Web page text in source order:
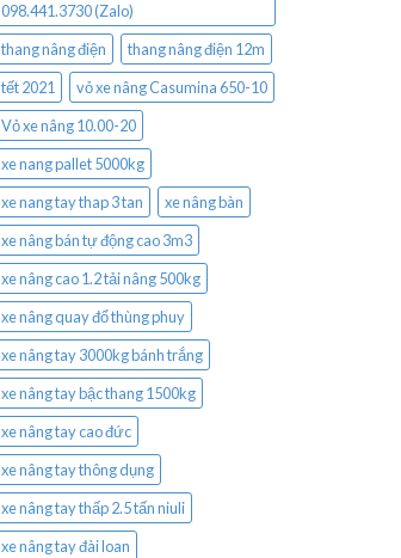
098.441.3730 (Zalo)
thang nâng điện
thang nâng điện 12m
tết 2021
vỏ xe nâng Casumina 650-10
Vỏ xe nâng 10.00-20
xe nang pallet 5000kg
xe nang tay thap 3 tan
xe nâng bàn
xe nâng bán tự động cao 3m3
xe nâng cao 1.2 tải nâng 500kg
xe nâng quay đổ thùng phuy
xe nâng tay 3000kg bánh trắng
xe nâng tay bậc thang 1500kg
xe nâng tay cao đức
xe nâng tay thông dụng
xe nâng tay thấp 2.5 tấn niuli
xe nâng tay đài loan